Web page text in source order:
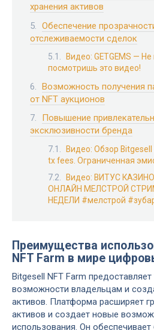
хранения активов
Обеспечение
отслеживаемости сделок
Видео: GETGEMS —
посмотришь это видео!
Возможность получения
от NFT аукционов
Повышение
эксклюзивности бренда
Видео: Обзор
tx fees. Ограниченная
Видео: ВИТУС
ОНЛАЙН МЕЛСТРОЙ
НЕДЕЛИ #мелстрой
Преимущества
NFT Farm в мире
Bitgesell NFT Farm
возможности владельцам и
активов. Платформа расширяет
активов и создает новые
использования. Он обеспечивает